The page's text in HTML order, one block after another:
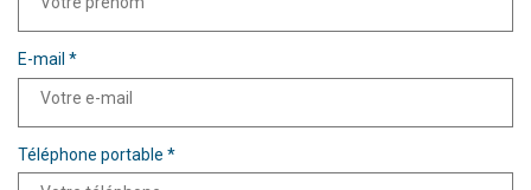
E-mail *
Téléphone portable *